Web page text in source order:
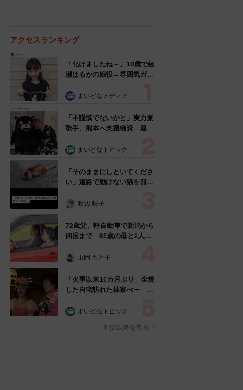
アクセスランキング
「化けましたね～」10歳で綾
瀬はるかの娘役→雰囲気ガラ
雰囲気が」「宝塚に入れそ
まいどなメディア
「不謹慎でないかと」実力派
歌手、熊本へ支援物資…運搬
めらい 「痛いほど伝わる」
まいどなトピック
「そのままにしといてくださ
い」道路で動けない猫を前に
ようとした4日間 「命の重
表の訴え
渡辺 晴子
72歳父、軽自動車で新潟から
四国まで 65歳の母と2人で
憩まで分刻み… 「大学生で
山岡 もと子
「火事以来10カ月ぶり」全焼
した自宅訪れた林家ぺー 内
ン状態の部屋に呆然
まいどなトピック
６位以降を見る